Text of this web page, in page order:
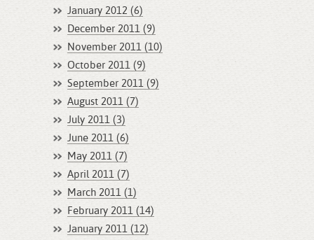
January 2012 (6)
December 2011 (9)
November 2011 (10)
October 2011 (9)
September 2011 (9)
August 2011 (7)
July 2011 (3)
June 2011 (6)
May 2011 (7)
April 2011 (7)
March 2011 (1)
February 2011 (14)
January 2011 (12)